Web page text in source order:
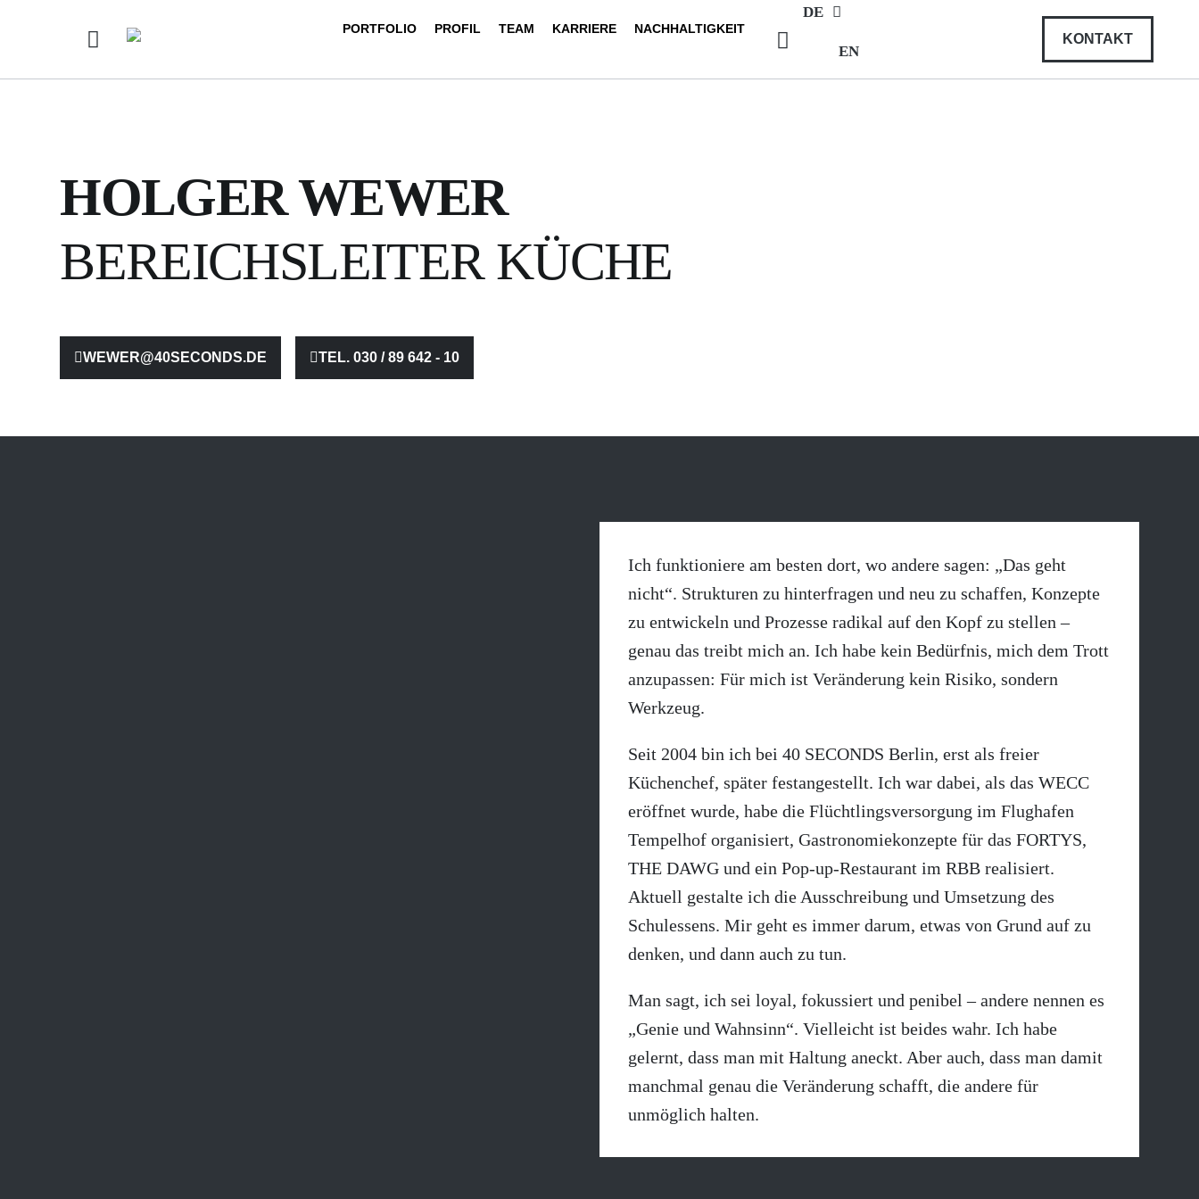
PORTFOLIO PROFIL TEAM KARRIERE NACHHALTIGKEIT
DE
EN
KONTAKT
HOLGER WEWER
BEREICHSLEITER KÜCHE
WEWER@40SECONDS.DE TEL. 030 / 89 642 - 10
Ich funktioniere am besten dort, wo andere sagen: „Das geht
nicht“. Strukturen zu hinterfragen und neu zu schaffen, Konzepte
zu entwickeln und Prozesse radikal auf den Kopf zu stellen –
genau das treibt mich an. Ich habe kein Bedürfnis, mich dem Trott
anzupassen: Für mich ist Veränderung kein Risiko, sondern
Werkzeug.
Seit 2004 bin ich bei 40 SECONDS Berlin, erst als freier
Küchenchef, später festangestellt. Ich war dabei, als das WECC
eröffnet wurde, habe die Flüchtlingsversorgung im Flughafen
Tempelhof organisiert, Gastronomiekonzepte für das FORTYS,
THE DAWG und ein Pop-up-Restaurant im RBB realisiert.
Aktuell gestalte ich die Ausschreibung und Umsetzung des
Schulessens. Mir geht es immer darum, etwas von Grund auf zu
denken, und dann auch zu tun.
Man sagt, ich sei loyal, fokussiert und penibel – andere nennen es
„Genie und Wahnsinn“. Vielleicht ist beides wahr. Ich habe
gelernt, dass man mit Haltung aneckt. Aber auch, dass man damit
manchmal genau die Veränderung schafft, die andere für
unmöglich halten.